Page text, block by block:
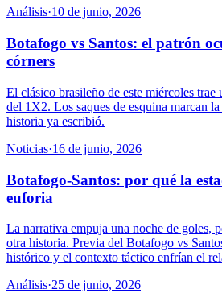
Análisis·10 de junio, 2026
Botafogo vs Santos: el patrón
córners
El clásico brasileño de este miércoles
del 1X2. Los saques de esquina marcan
historia ya escribió.
Noticias·16 de junio, 2026
Botafogo-Santos: por qué la
euforia
La narrativa empuja una noche de goles,
otra historia. Previa del Botafogo vs
histórico y el contexto táctico enfrían el
Análisis·25 de junio, 2026